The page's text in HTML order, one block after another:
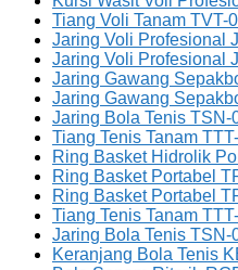
Tiang Voli Tanam TVT-
Jaring Voli Profesional
Jaring Voli Profesional
Jaring Gawang
Jaring Gawang
Jaring Bola Tenis TSN-
Tiang Tenis Tanam
Ring Basket Hidrolik
Ring Basket Portabel
Ring Basket Portabel
Tiang Tenis Tanam
Jaring Bola Tenis TSN-
Keranjang Bola Tenis